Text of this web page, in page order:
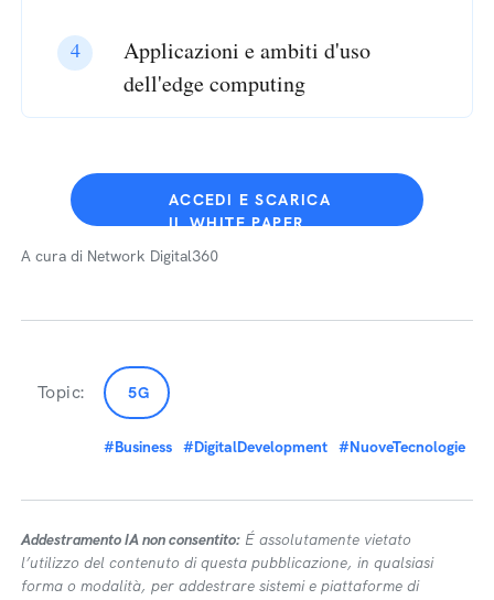
Applicazioni e ambiti d'uso
dell'edge computing
ACCEDI E SCARICA
IL WHITE PAPER
A cura di Network Digital360
Topic: 5G
#Business #DigitalDevelopment #NuoveTecnologie
Addestramento IA non consentito: É assolutamente vietato
l’utilizzo del contenuto di questa pubblicazione, in qualsiasi
forma o modalità, per addestrare sistemi e piattaforme di